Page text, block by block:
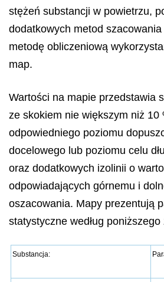
stężeń substancji w powietrzu,
dodatkowych metod
metodę obliczeniową
map.
Wartości na mapie przedstawia
ze skokiem nie większym niż 10
odpowiedniego poziomu
docelowego lub poziomu celu
oraz dodatkowych izolinii o
odpowiadających górnemu i
oszacowania. Mapy prezentują
statystyczne według
Substancja: